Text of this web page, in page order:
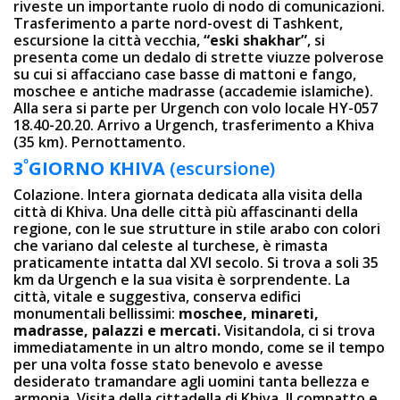
riveste un importante ruolo di nodo di comunicazioni.
Trasferimento a parte nord-ovest di Tashkent,
escursione la città vecchia,“eski shakhar”, si
presenta come un dedalo di strette viuzze polverose
su cui si affacciano case basse di mattoni e fango,
moschee e antiche madrasse (accademie islamiche).
Alla sera si parte per Urgench con volo locale HY-057
18.40-20.20. Arrivo a Urgench, trasferimento a Khiva
(35 km). Pernottamento.
3ºGIORNO KHIVA (escursione)
Colazione. Intera giornata dedicata alla visita della
città di Khiva. Una delle città più affascinanti della
regione, con le sue strutture in stile arabo con colori
che variano dal celeste al turchese, è rimasta
praticamente intatta dal XVI secolo. Si trova a soli 35
km da Urgench e la sua visita è sorprendente. La
città, vitale e suggestiva, conserva edifici
monumentali bellissimi: moschee, minareti,
madrasse, palazzi e mercati.Visitandola, ci si trova
immediatamente in un altro mondo, come se il tempo
per una volta fosse stato benevolo e avesse
desiderato tramandare agli uomini tanta bellezza e